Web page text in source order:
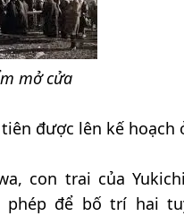
mở cửa
được lên kế hoạch
con trai của
phép để bố trí hai